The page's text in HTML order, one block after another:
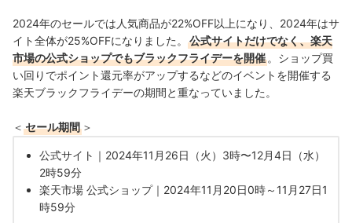
2024年のセールでは人気商品が22%OFF以上になり、2024年はサ
イト全体が25%OFFになりました。
公式サイトだけでなく、楽天
市場の公式ショップでもブラックフライデーを開催。ショップ買
い回りでポイント還元率がアップするなどのイベントを開催する
楽天ブラックフライデーの期間と重なっていました。
＜ セール期間 ＞
公式サイト｜2024年11月26日（火）3時〜12月4日（水）
2時59分
楽天市場 公式ショップ｜2024年11月20日0時～11月27日1
時59分